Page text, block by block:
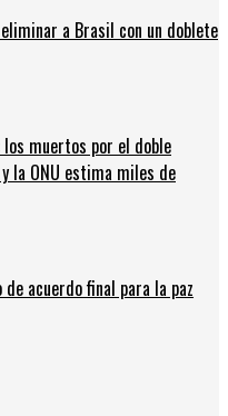
a Brasil con un doblete
los muertos por el doble
la ONU estima miles de
acuerdo final para la paz